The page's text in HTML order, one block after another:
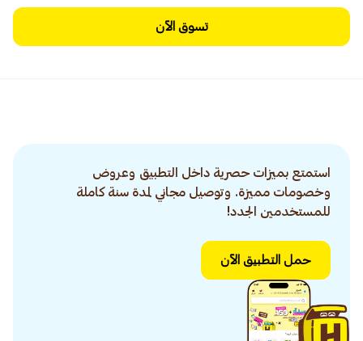
تسوق الآن
استمتع بميزات حصرية داخل التطبيق وعروض
وخصومات مميزة. وتوصيل مجاني لمدة سنة كاملة
للمستخدمين الجدد!
حمل التطبيق الآن